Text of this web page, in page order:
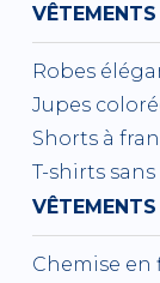
Robes
Jupes
Shorts à
T-shirts
Chemise en